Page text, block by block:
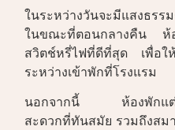
ในระหว่างวันจะมีแสงธรร
ในขณะที่ตอนกลางคืน ห้อ
สวิตช์หรี่ไฟที่ดีที่สุด เพื่อใ
ระหว่างเข้าพักที่โรงแรม
นอกจากนี้ ห้องพักแต่ล
สะดวกที่ทันสมัย ​​รวมถึงส